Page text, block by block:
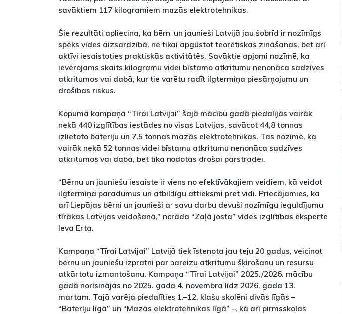
savāktiem 117 kilogramiem mazās elektrotehnikas.
Šie rezultāti apliecina, ka bērni un jaunieši Latvijā jau šobrīd ir nozīmīgs
spēks vides aizsardzībā, ne tikai apgūstot teorētiskas zināšanas, bet arī
aktīvi iesaistoties praktiskās aktivitātēs. Savāktie apjomi nozīmē, ka
ievērojams skaits kilogramu videi bīstamo atkritumu nenonāca sadzīves
atkritumos vai dabā, kur tie varētu radīt ilgtermiņa piesārņojumu un
drošības riskus.
Kopumā kampaņā “Tīrai Latvijai” šajā mācību gadā piedalījās vairāk
nekā 440 izglītības iestādes no visas Latvijas, savācot 44,8 tonnas
izlietoto bateriju un 7,5 tonnas mazās elektrotehnikas. Tas nozīmē, ka
vairāk nekā 52 tonnas videi bīstamu atkritumu nenonāca sadzīves
atkritumos vai dabā, bet tika nodotas drošai pārstrādei.
“Bērnu un jauniešu iesaiste ir viens no efektīvākajiem veidiem, kā veidot
ilgtermiņa paradumus un atbildīgu attieksmi pret vidi. Priecājamies, ka
arī Liepājas bērni un jaunieši ar savu darbu devuši nozīmīgu ieguldījumu
tīrākas Latvijas veidošanā,” norāda “Zaļā josta” vides izglītības eksperte
Ieva Erta.
Kampaņa “Tīrai Latvijai” Latvijā tiek īstenota jau teju 20 gadus, veicinot
bērnu un jauniešu izpratni par pareizu atkritumu šķirošanu un resursu
atkārtotu izmantošanu. Kampaņa “Tīrai Latvijai” 2025./2026. mācību
gadā norisinājās no 2025. gada 4. novembra līdz 2026. gada 13.
martam. Tajā varēja piedalīties 1.–12. klašu skolēni divās līgās –
“Bateriju līgā” un “Mazās elektrotehnikas līgā” –, kā arī pirmsskolas